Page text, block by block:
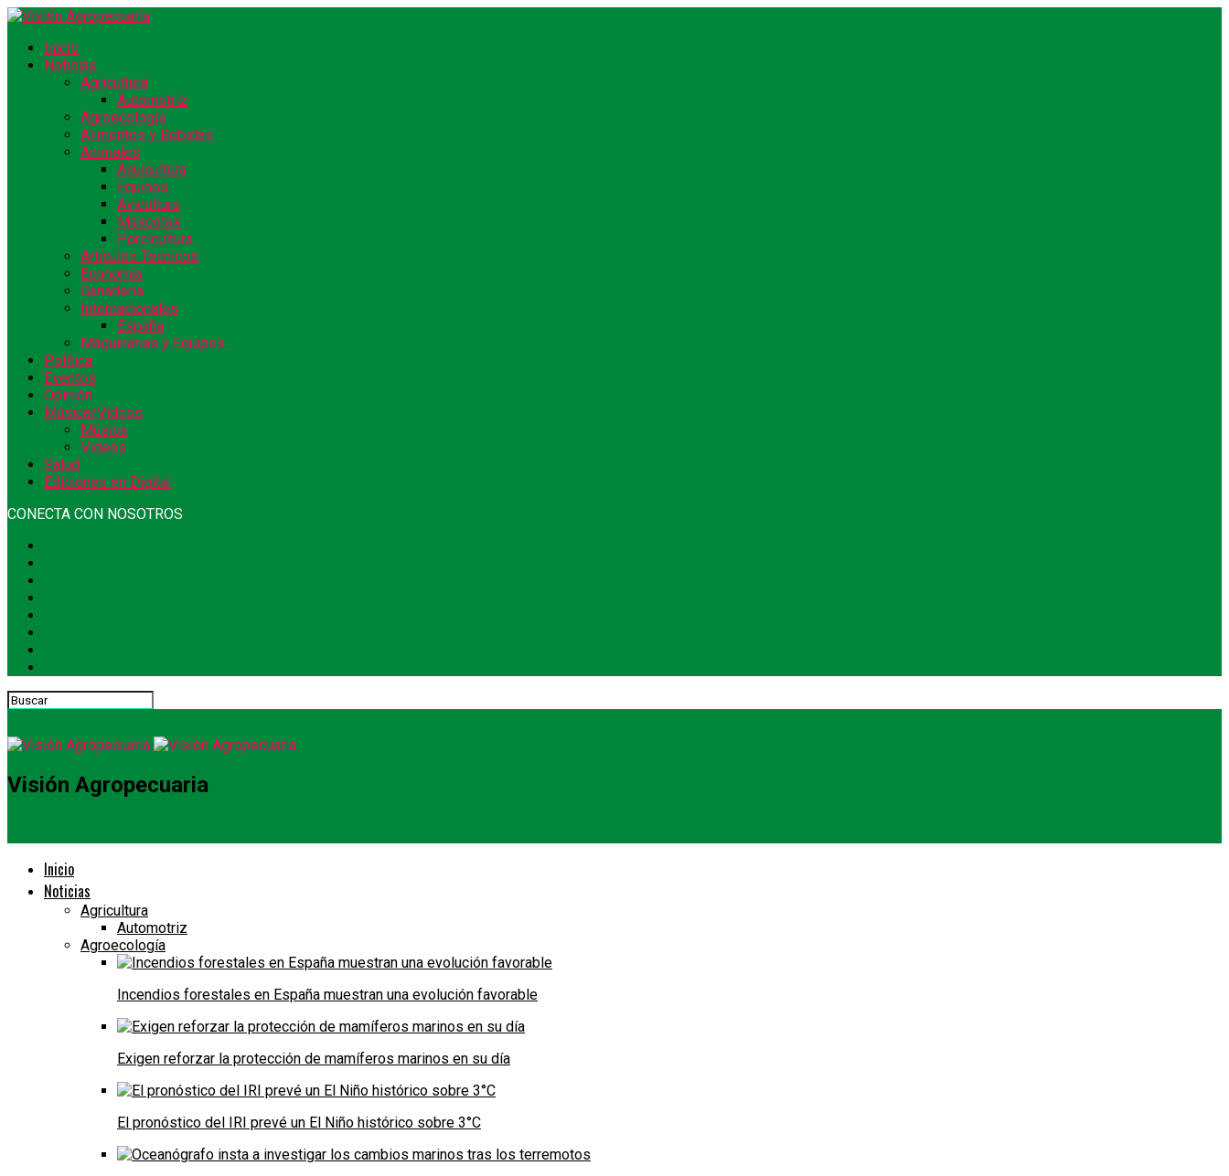
Inicio
Noticias
Agricultura
Automotriz
Agroecología
Alimentos y Bebidas
Animales
Acuicultura
Equinos
Avicultura
Mascotas
Porcicultura
Artículos Técnicos
Economía
Ganadería
Internacionales
España
Maquinarias y Equipos
Política
Eventos
Opinión
Música/Videos
Música
Videos
Salud
Ediciones en Digital
CONECTA CON NOSOTROS
Visión Agropecuaria
Inicio
Noticias
Agricultura
Automotriz
Agroecología
Incendios forestales en España muestran una evolución favorable
Exigen reforzar la protección de mamíferos marinos en su día
El pronóstico del IRI prevé un El Niño histórico sobre 3°C